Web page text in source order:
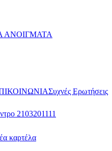
Συχνές Ερωτήσεις
2103201111
καρτέλα